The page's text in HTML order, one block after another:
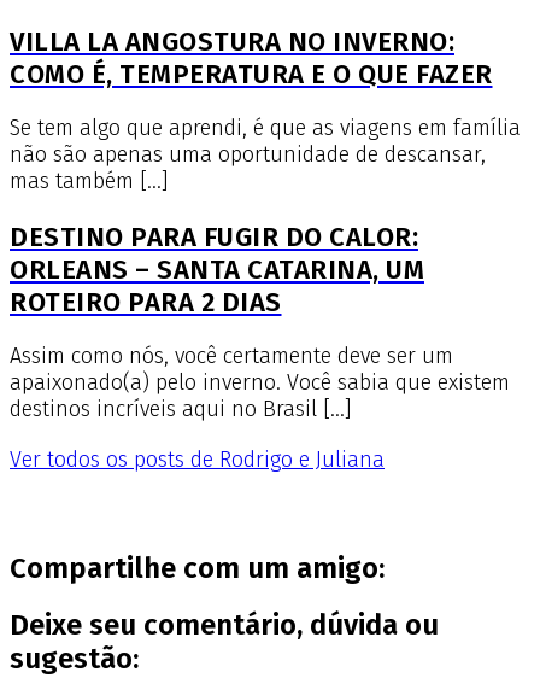
VILLA LA ANGOSTURA NO INVERNO:
COMO É, TEMPERATURA E O QUE FAZER
Se tem algo que aprendi, é que as viagens em família
não são apenas uma oportunidade de descansar,
mas também […]
DESTINO PARA FUGIR DO CALOR:
ORLEANS – SANTA CATARINA, UM
ROTEIRO PARA 2 DIAS
Assim como nós, você certamente deve ser um
apaixonado(a) pelo inverno. Você sabia que existem
destinos incríveis aqui no Brasil […]
Ver todos os posts de Rodrigo e Juliana
Compartilhe com um amigo:
Deixe seu comentário, dúvida ou
sugestão: